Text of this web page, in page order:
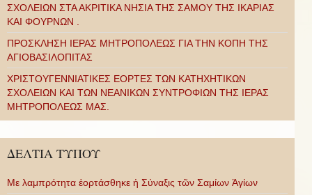
ΣΧΟΛΕΙΩΝ ΣΤΑ ΑΚΡΙΤΙΚΑ ΝΗΣΙΑ ΤΗΣ ΣΑΜΟΥ ΤΗΣ ΙΚΑΡΙΑΣ
ΚΑΙ ΦΟΥΡΝΩΝ .
ΠΡΟΣΚΛΗΣΗ ΙΕΡΑΣ ΜΗΤΡΟΠΟΛΕΩΣ ΓΙΑ ΤΗΝ ΚΟΠΗ ΤΗΣ
ΑΓΙΟΒΑΣΙΛΟΠΙΤΑΣ
ΧΡΙΣΤΟΥΓΕΝΝΙΑΤΙΚΕΣ ΕΟΡΤΕΣ ΤΩΝ ΚΑΤΗΧΗΤΙΚΩΝ
ΣΧΟΛΕΙΩΝ ΚΑΙ ΤΩΝ ΝΕΑΝΙΚΩΝ ΣΥΝΤΡΟΦΙΩΝ ΤΗΣ ΙΕΡΑΣ
ΜΗΤΡΟΠΟΛΕΩΣ ΜΑΣ.
ΔΕΛΤΙΑ ΤΥΠΟΥ
Με λαμπρότητα ἑορτάσθηκε ἡ Σύναξις τῶν Σαμίων Ἁγίων